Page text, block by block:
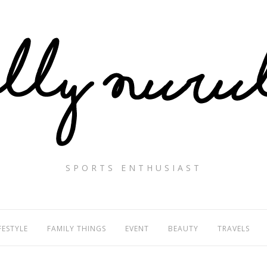
SPORTS ENTHUSIAST
FAMILY THINGS EVENT BEAUTY TRAVELS